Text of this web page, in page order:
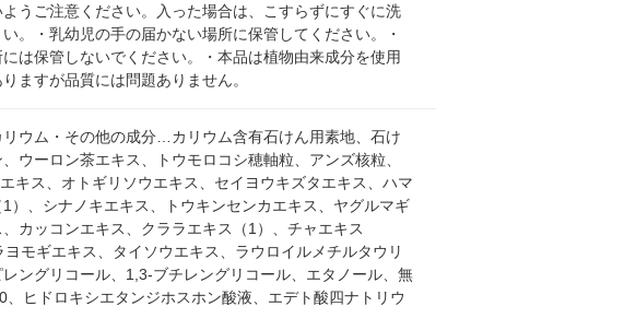
うご注意ください。入った場合は、こすらずにすぐに洗
。・乳幼児の手の届かない場所に保管してください。・
は保管しないでください。・本品は植物由来成分を使用
ますが品質には問題ありません。
ウム・その他の成分…カリウム含有石けん用素地、石け
ウーロン茶エキス、トウモロコシ穂軸粒、アンズ核粒、
キス、オトギリソウエキス、セイヨウキズタエキス、ハマ
）、シナノキエキス、トウキンセンカエキス、ヤグルマギ
カッコンエキス、クララエキス（1）、チャエキス
モギエキス、タイソウエキス、ラウロイルメチルタウリ
ングリコール、1,3-ブチレングリコール、エタノール、無
ヒドロキシエタンジホスホン酸液、エデト酸四ナトリウ